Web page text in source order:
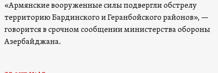
«Армянские вооруженные силы подвергли обстрелу
территорию Бардинского и Геранбойского районов», —
говорится в срочном сообщении министерства обороны
Азербайджана.